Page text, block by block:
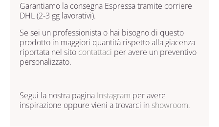
Garantiamo la consegna Espressa tramite corriere
DHL (2-3 gg lavorativi).
Se sei un professionista o hai bisogno di questo
prodotto in maggiori quantità rispetto alla giacenza
riportata nel sito contattaci per avere un preventivo
personalizzato.
Segui la nostra pagina Instagram per avere
inspirazione oppure vieni a trovarci in showroom.